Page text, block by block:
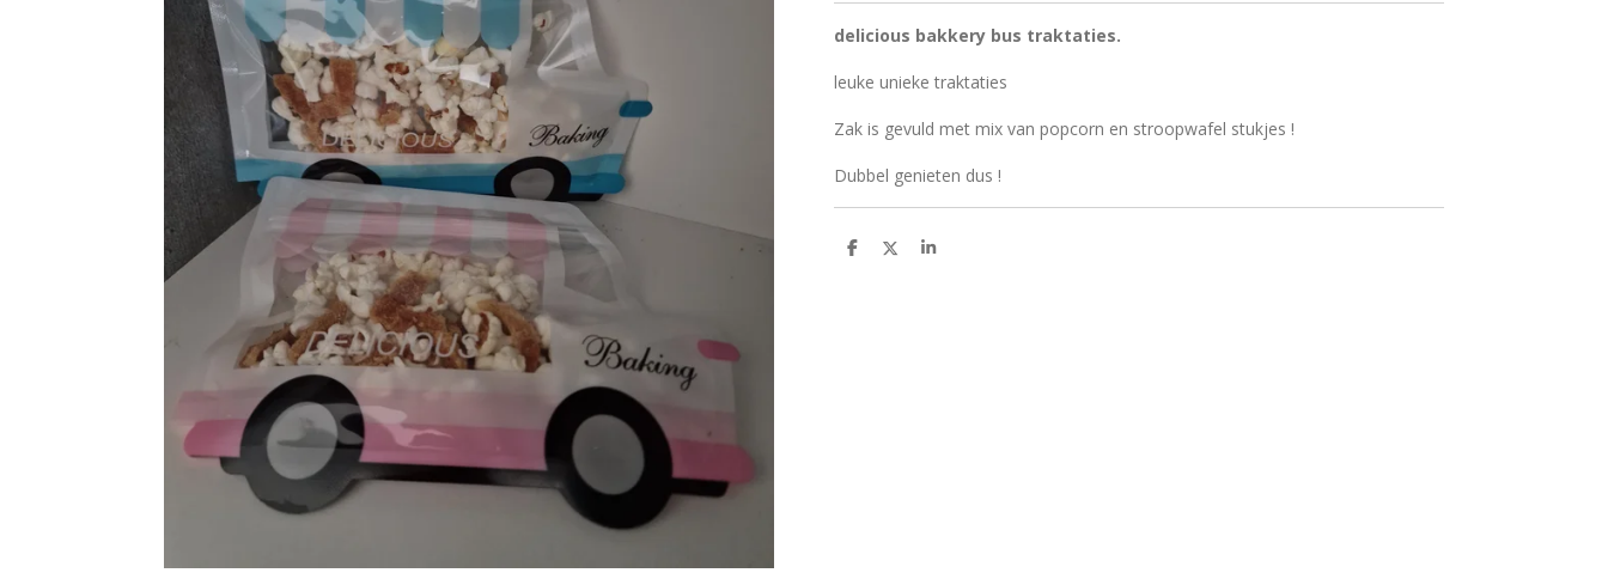
delicious bakkery bus traktaties.
leuke unieke traktaties
Zak is gevuld met mix van popcorn en stroopwafel stukjes !
Dubbel genieten dus !
D
D
S